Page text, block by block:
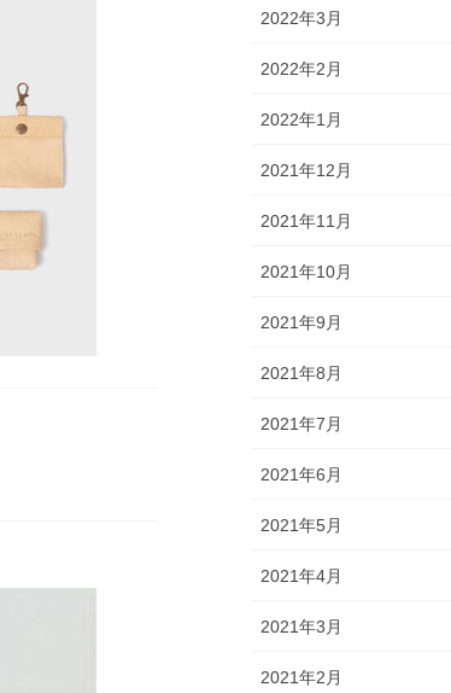
2022年3月
2022年2月
2022年1月
2021年12月
2021年11月
2021年10月
2021年9月
2021年8月
2021年7月
2021年6月
2021年5月
2021年4月
2021年3月
2021年2月